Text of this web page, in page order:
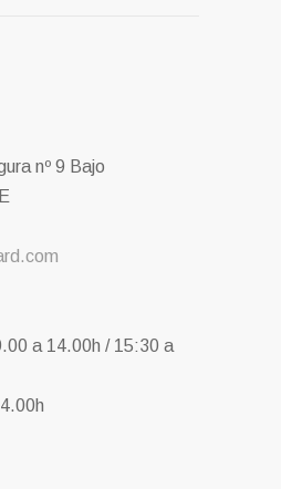
nº 9 Bajo
a 14.00h / 15:30 a